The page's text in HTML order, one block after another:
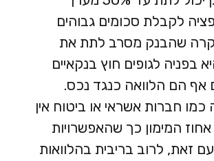
לקבלת סכומים גבוהים
שהבנק מסרב לתת את
בפניה לגופים חוץ בנקאיים
אף הם הלוואה כנגד נכס.
כמו חברות אשראי או ביטוח אין
המימון כך שהאפשרויות
זאת, לרוב בריבית בהלוואות